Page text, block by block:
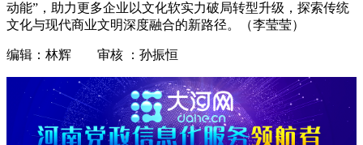
动能”，助力更多企业以文化软实力破局转型升级，探索传统
文化与现代商业文明深度融合的新路径。（李莹莹）
编辑：林辉 审核 ：孙振恒